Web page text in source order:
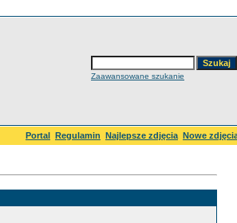
Zaawansowane szukanie
Portal Regulamin Najlepsze zdjęcia Nowe